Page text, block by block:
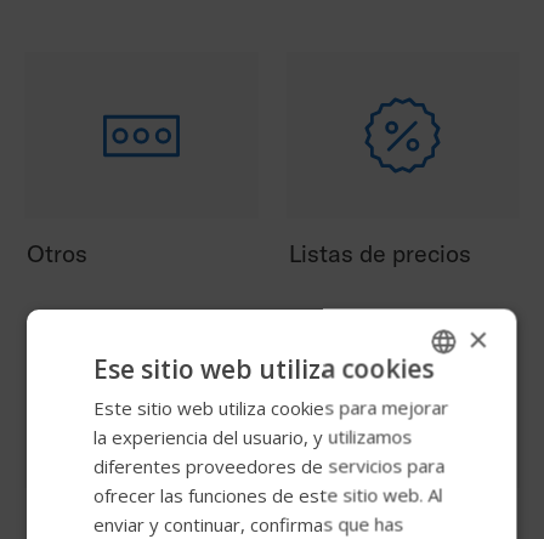
Otros Listas de precios
Datos de producto Manuales técnicos
ENGLISH
SWEDISH
FRENCH
DUTCH
×
Ese sitio web utiliza cookies
Este sitio web utiliza cookies para mejorar
la experiencia del usuario, y utilizamos
diferentes proveedores de servicios para
ofrecer las funciones de este sitio web. Al
enviar y continuar, confirmas que has